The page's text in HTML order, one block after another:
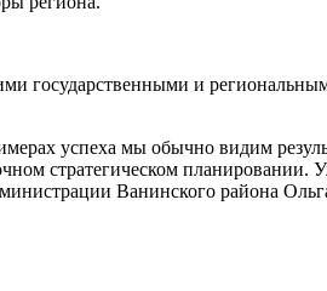
государственными и
успеха мы обычно видим
стратегическом
Ванинского района